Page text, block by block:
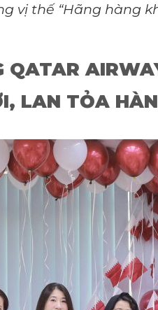
vị thế “Hãng hàng
QATAR
LAN TỎA